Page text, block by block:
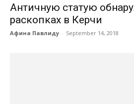
Античную статую
раскопках в Керчи
Афина Павлиду - September 14, 2018